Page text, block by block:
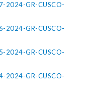
2024-GR-CUSCO-
2024-GR-CUSCO-
2024-GR-CUSCO-
2024-GR-CUSCO-